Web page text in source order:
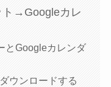
ト→Googleカレ
とGoogleカレンダ
ウンロードする